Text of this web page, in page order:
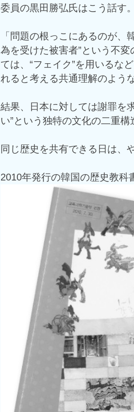
委員の黒田勝弘氏はこう話す。
「問題の根っこにあるのが、
為を受けた被害者”という不
ては、“フェイク”を用いるな
れると考える共通理解のよう
結果、日本に対しては謝罪を
い”という独特の文化の二重構
同じ歴史を共有できる日は、
2010年発行の韓国の歴史教